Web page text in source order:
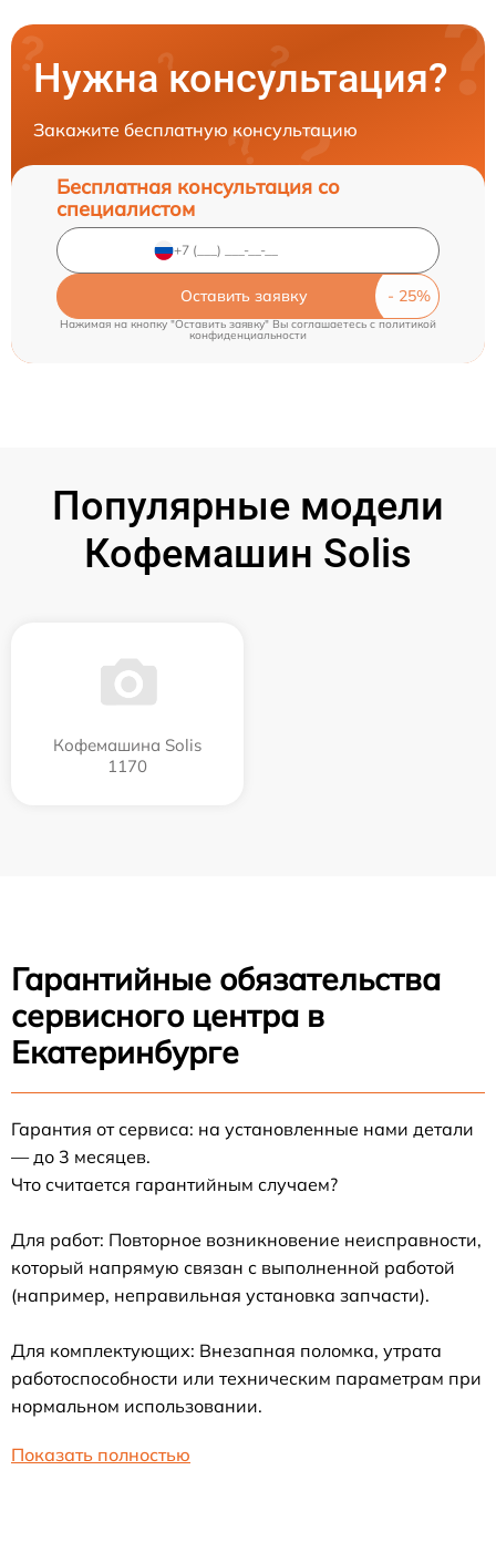
Нужна консультация?
Закажите бесплатную консультацию
Бесплатная консультация со
специалистом
Оставить заявку
Нажимая на кнопку "Оставить заявку" Вы соглашаетесь cполитикой
конфиденциальности
Популярные модели
Кофемашин Solis
Кофемашина Solis
1170
Гарантийные обязательства
сервисного центра в
Екатеринбурге
Гарантия от сервиса: на установленные нами детали
— до 3 месяцев.
Что считается гарантийным случаем?
Для работ: Повторное возникновение неисправности,
который напрямую связан с выполненной работой
(например, неправильная установка запчасти).
Для комплектующих: Внезапная поломка, утрата
работоспособности или техническим параметрам при
нормальном использовании.
Показать полностью